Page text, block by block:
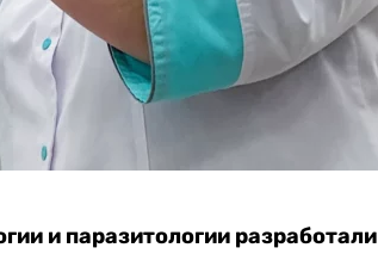
и паразитологии разработали